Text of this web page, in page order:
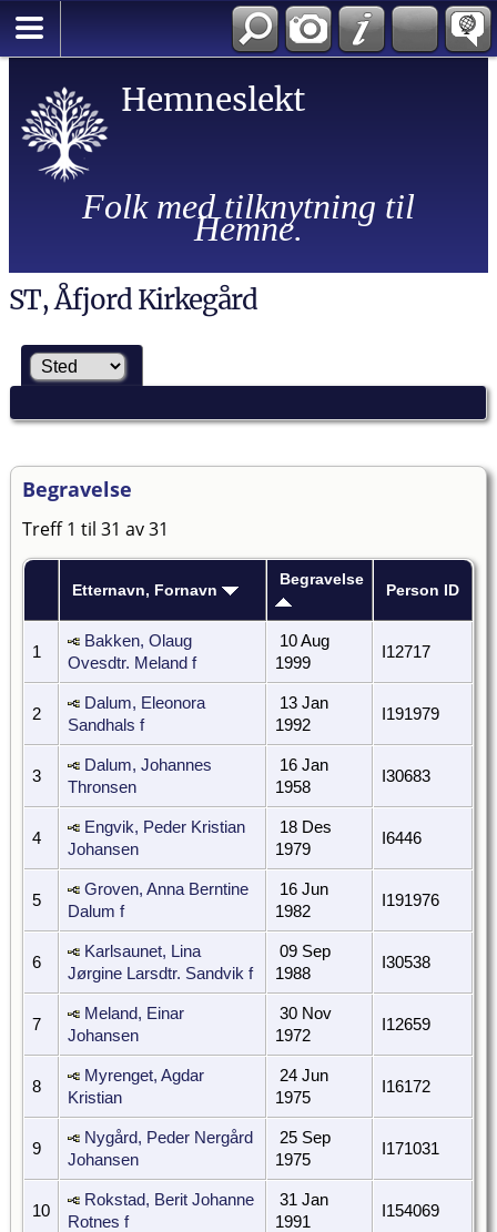
Hemneslekt
Folk med tilknytning til
Hemne.
ST, Åfjord Kirkegård
Begravelse
Treff 1 til 31 av 31
Etternavn, Fornavn
Begravelse
Person ID
1
Bakken, Olaug
Ovesdtr. Meland f
10 Aug
1999
I12717
2
Dalum, Eleonora
Sandhals f
13 Jan
1992
I191979
3
Dalum, Johannes
Thronsen
16 Jan
1958
I30683
4
Engvik, Peder Kristian
Johansen
18 Des
1979
I6446
5
Groven, Anna Berntine
Dalum f
16 Jun
1982
I191976
6
Karlsaunet, Lina
Jørgine Larsdtr. Sandvik f
09 Sep
1988
I30538
7
Meland, Einar
Johansen
30 Nov
1972
I12659
8
Myrenget, Agdar
Kristian
24 Jun
1975
I16172
9
Nygård, Peder Nergård
Johansen
25 Sep
1975
I171031
10
Rokstad, Berit Johanne
Rotnes f
31 Jan
1991
I154069